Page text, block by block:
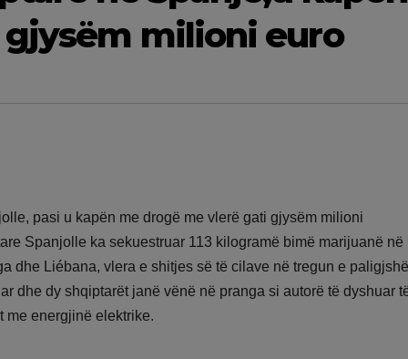
milioni euro
pasi u kapën me drogë me vlerë gati gjysëm milioni
Spanjolle ka sekuestruar 113 kilogramë bimë marijuanë në
dhe Liébana, vlera e shitjes së të cilave në tregun e
dhe dy shqiptarët janë vënë në pranga si autorë të dyshuar
me energjinë elektrike.